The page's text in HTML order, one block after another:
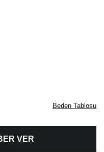
Beden Tablosu
VER